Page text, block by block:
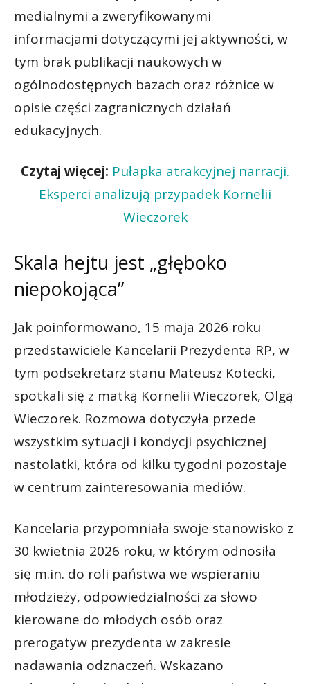
medialnymi a zweryfikowanymi
informacjami dotyczącymi jej aktywności, w
tym brak publikacji naukowych w
ogólnodostępnych bazach oraz różnice w
opisie części zagranicznych działań
edukacyjnych.
Czytaj więcej: Pułapka atrakcyjnej narracji.
Eksperci analizują przypadek Kornelii
Wieczorek
Skala hejtu jest „głęboko
niepokojąca”
Jak poinformowano, 15 maja 2026 roku
przedstawiciele Kancelarii Prezydenta RP, w
tym podsekretarz stanu Mateusz Kotecki,
spotkali się z matką Kornelii Wieczorek, Olgą
Wieczorek. Rozmowa dotyczyła przede
wszystkim sytuacji i kondycji psychicznej
nastolatki, która od kilku tygodni pozostaje
w centrum zainteresowania mediów.
Kancelaria przypomniała swoje stanowisko z
30 kwietnia 2026 roku, w którym odnosiła
się m.in. do roli państwa we wspieraniu
młodzieży, odpowiedzialności za słowo
kierowane do młodych osób oraz
prerogatyw prezydenta w zakresie
nadawania odznaczeń. Wskazano